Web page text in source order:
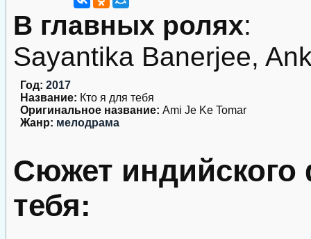
В главных ролях:
Sayantika Banerjee,
Год: 2017
Название: Кто я для тебя
Оригинальное название: Ami Je Ke Tomar
Жанр: мелодрама
Сюжет
тебя: